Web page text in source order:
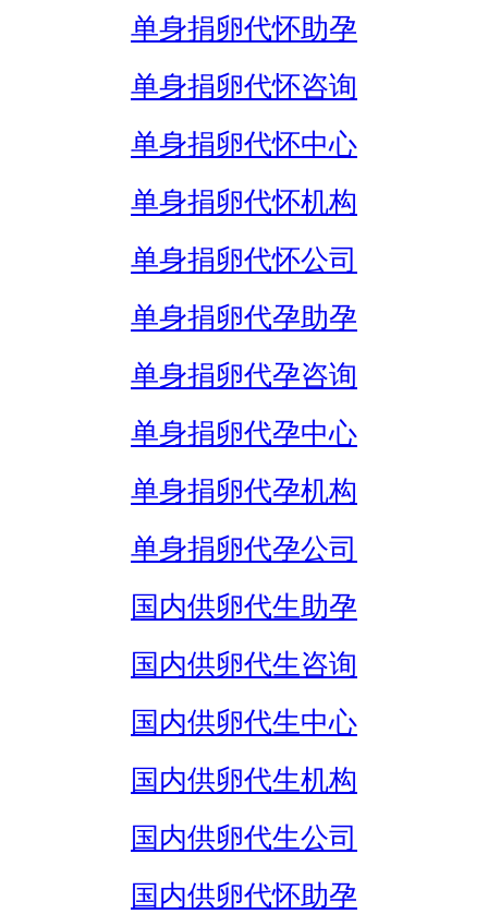
单身捐卵代怀助孕
单身捐卵代怀咨询
单身捐卵代怀中心
单身捐卵代怀机构
单身捐卵代怀公司
单身捐卵代孕助孕
单身捐卵代孕咨询
单身捐卵代孕中心
单身捐卵代孕机构
单身捐卵代孕公司
国内供卵代生助孕
国内供卵代生咨询
国内供卵代生中心
国内供卵代生机构
国内供卵代生公司
国内供卵代怀助孕